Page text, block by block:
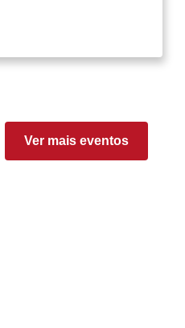
Ver mais eventos